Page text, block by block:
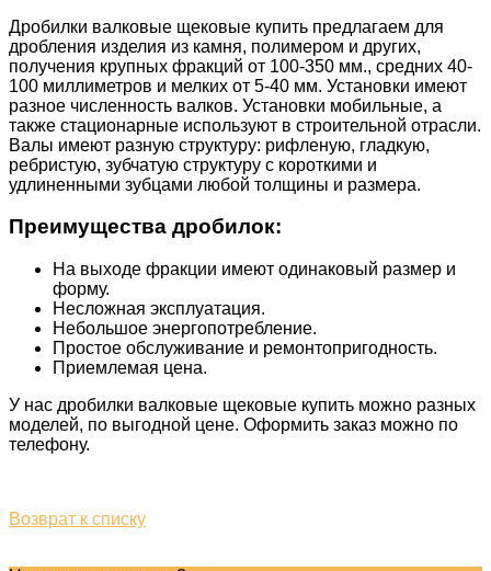
Дробилки валковые щековые купить предлагаем для
дробления изделия из камня, полимером и других,
получения крупных фракций от 100-350 мм., средних 40-
100 миллиметров и мелких от 5-40 мм. Установки имеют
разное численность валков. Установки мобильные, а
также стационарные используют в строительной отрасли.
Валы имеют разную структуру: рифленую, гладкую,
ребристую, зубчатую структуру с короткими и
удлиненными зубцами любой толщины и размера.
Преимущества дробилок:
На выходе фракции имеют одинаковый размер и
форму.
Несложная эксплуатация.
Небольшое энергопотребление.
Простое обслуживание и ремонтопригодность.
Приемлемая цена.
У нас дробилки валковые щековые купить можно разных
моделей, по выгодной цене. Оформить заказ можно по
телефону.
Возврат к списку